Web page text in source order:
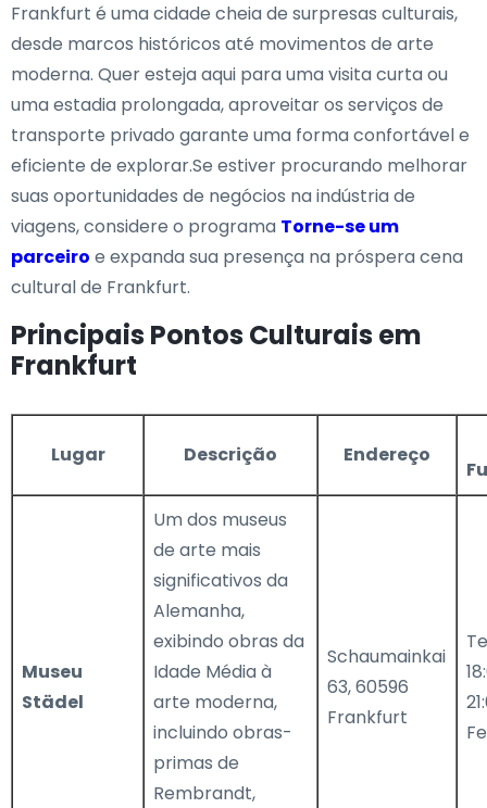
Frankfurt é uma cidade cheia de surpresas culturais,
desde marcos históricos até movimentos de arte
moderna. Quer esteja aqui para uma visita curta ou
uma estadia prolongada, aproveitar os serviços de
transporte privado garante uma forma confortável e
eficiente de explorar.Se estiver procurando melhorar
suas oportunidades de negócios na indústria de
viagens, considere o programa Torne-se um
parceiro e expanda sua presença na próspera cena
cultural de Frankfurt.
Principais Pontos Culturais em
Frankfurt
Lugar Descrição Endereço
Museu
Städel
Um dos museus
de arte mais
significativos da
Alemanha,
exibindo obras da
Idade Média à
arte moderna,
incluindo obras-
primas de
Rembrandt,
Schaumainkai
63, 60596
Frankfurt